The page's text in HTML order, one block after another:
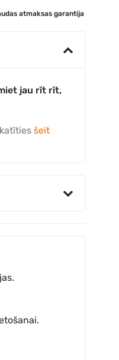
atmaksas garantija
jau rīt rīt,
šeit